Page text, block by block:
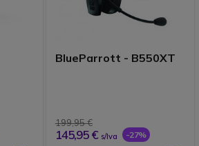
BlueParrott - B550XT
199,95 €
145,95 € s/Iva -27%